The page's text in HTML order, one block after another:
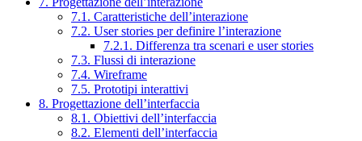
7.1. Caratteristiche dell’interazione
7.2. User stories per definire l’interazione
7.2.1. Differenza tra scenari e user stories
7.3. Flussi di interazione
7.4. Wireframe
7.5. Prototipi interattivi
8. Progettazione dell’interfaccia
8.1. Obiettivi dell’interfaccia
8.2. Elementi dell’interfaccia